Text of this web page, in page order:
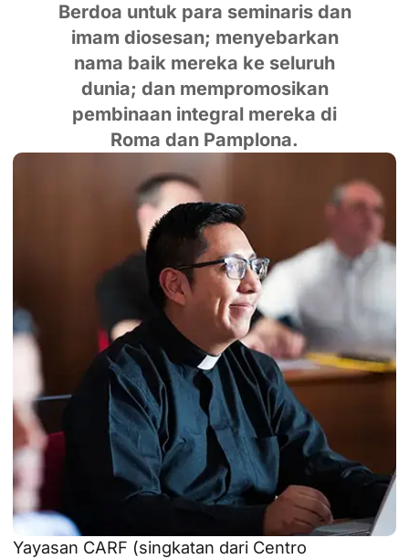
Berdoa untuk para seminaris dan
imam diosesan; menyebarkan
nama baik mereka ke seluruh
dunia; dan mempromosikan
pembinaan integral mereka di
Roma dan Pamplona.
Yayasan CARF (singkatan dari Centro